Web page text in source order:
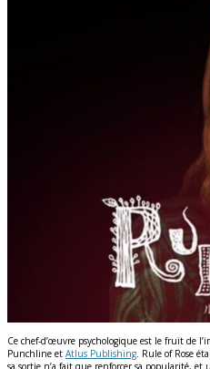
Ce chef-d’œuvre psychologique est le fruit de
Punchline et Atlus Publishing. Rule of Rose
sa sortie n’a fait que renforcer sa popularité, et